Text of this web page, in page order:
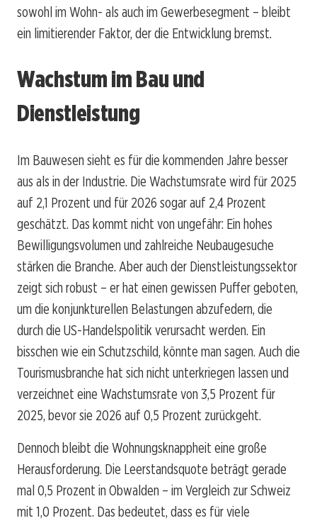
sowohl im Wohn- als auch im Gewerbesegment – bleibt
ein limitierender Faktor, der die Entwicklung bremst.
Wachstum im Bau und
Dienstleistung
Im Bauwesen sieht es für die kommenden Jahre besser
aus als in der Industrie. Die Wachstumsrate wird für 2025
auf 2,1 Prozent und für 2026 sogar auf 2,4 Prozent
geschätzt. Das kommt nicht von ungefähr: Ein hohes
Bewilligungsvolumen und zahlreiche Neubaugesuche
stärken die Branche. Aber auch der Dienstleistungssektor
zeigt sich robust – er hat einen gewissen Puffer geboten,
um die konjunkturellen Belastungen abzufedern, die
durch die US-Handelspolitik verursacht werden. Ein
bisschen wie ein Schutzschild, könnte man sagen. Auch die
Tourismusbranche hat sich nicht unterkriegen lassen und
verzeichnet eine Wachstumsrate von 3,5 Prozent für
2025, bevor sie 2026 auf 0,5 Prozent zurückgeht.
Dennoch bleibt die Wohnungsknappheit eine große
Herausforderung. Die Leerstandsquote beträgt gerade
mal 0,5 Prozent in Obwalden – im Vergleich zur Schweiz
mit 1,0 Prozent. Das bedeutet, dass es für viele